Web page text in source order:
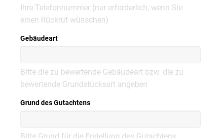
Ihre Telefonnummer (nur erforderlich, wenn Sie
einen Rückruf wünschen)
Gebäudeart
Bitte die zu bewertende Gebäudeart bzw. die zu
bewertende Grundstücksart angeben
Grund des Gutachtens
Bitte Grund für die Erstellung des Gutachtens